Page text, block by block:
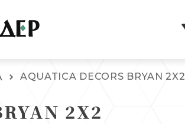
AQUATICA DECORS BRYAN 2X2
2X2